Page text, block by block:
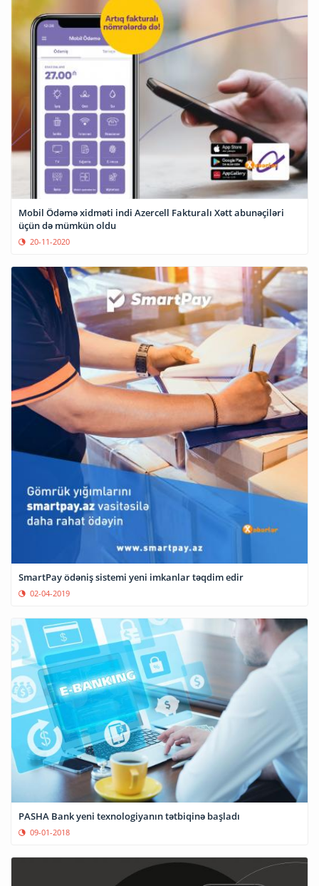
Mobil Ödəmə xidməti indi Azercell Fakturalı Xətt abunəçiləri
üçün də mümkün oldu
20-11-2020
SmartPay ödəniş sistemi yeni imkanlar təqdim edir
02-04-2019
PASHA Bank yeni texnologiyanın tətbiqinə başladı
09-01-2018